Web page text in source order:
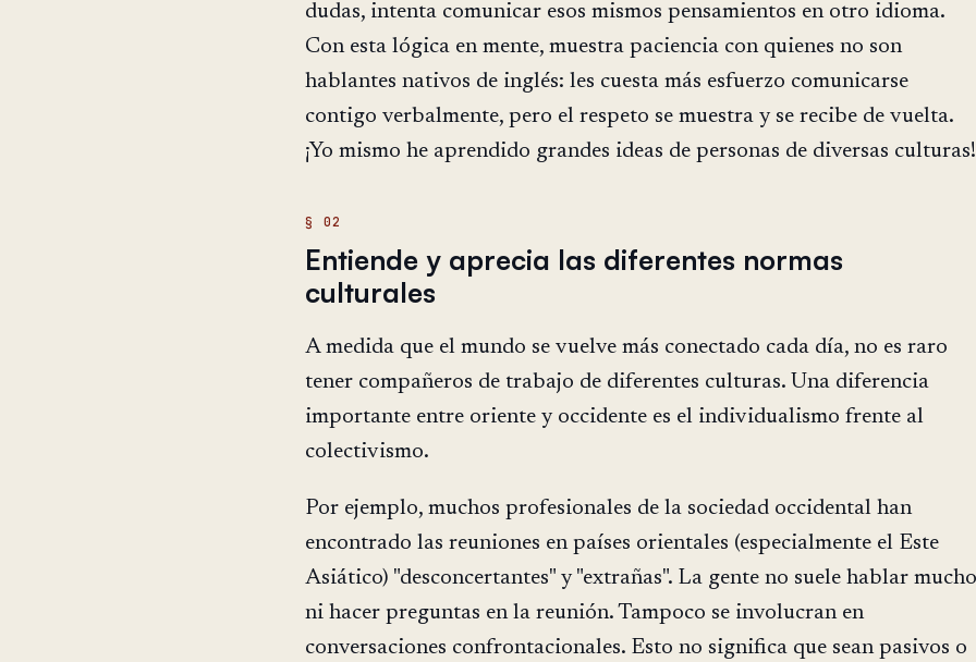
dudas, intenta comunicar esos mismos pensamientos en otro idioma.
Con esta lógica en mente, muestra paciencia con quienes no son
hablantes nativos de inglés: les cuesta más esfuerzo comunicarse
contigo verbalmente, pero el respeto se muestra y se recibe de vuelta.
¡Yo mismo he aprendido grandes ideas de personas de diversas culturas!
Entiende y aprecia las diferentes normas
culturales
A medida que el mundo se vuelve más conectado cada día, no es raro
tener compañeros de trabajo de diferentes culturas. Una diferencia
importante entre oriente y occidente es el individualismo frente al
colectivismo.
Por ejemplo, muchos profesionales de la sociedad occidental han
encontrado las reuniones en países orientales (especialmente el Este
Asiático) "desconcertantes" y "extrañas". La gente no suele hablar mucho
ni hacer preguntas en la reunión. Tampoco se involucran en
conversaciones confrontacionales. Esto no significa que sean pasivos o